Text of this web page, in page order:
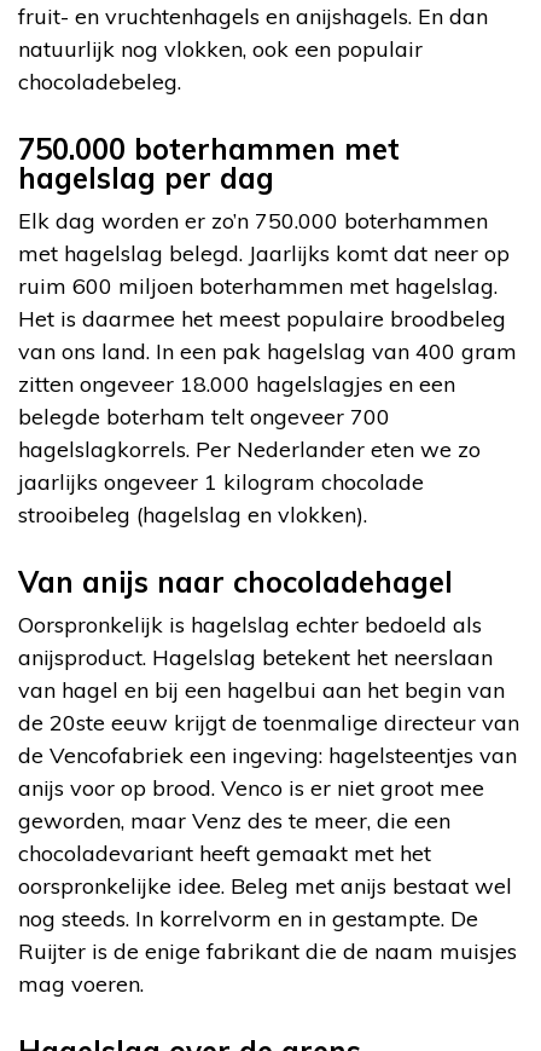
fruit- en vruchtenhagels en anijshagels. En dan
natuurlijk nog vlokken, ook een populair
chocoladebeleg.
750.000 boterhammen met
hagelslag per dag
Elk dag worden er zo’n 750.000 boterhammen
met hagelslag belegd. Jaarlijks komt dat neer op
ruim 600 miljoen boterhammen met hagelslag.
Het is daarmee het meest populaire broodbeleg
van ons land. In een pak hagelslag van 400 gram
zitten ongeveer 18.000 hagelslagjes en een
belegde boterham telt ongeveer 700
hagelslagkorrels. Per Nederlander eten we zo
jaarlijks ongeveer 1 kilogram chocolade
strooibeleg (hagelslag en vlokken).
Van anijs naar chocoladehagel
Oorspronkelijk is hagelslag echter bedoeld als
anijsproduct. Hagelslag betekent het neerslaan
van hagel en bij een hagelbui aan het begin van
de 20ste eeuw krijgt de toenmalige directeur van
de Vencofabriek een ingeving: hagelsteentjes van
anijs voor op brood. Venco is er niet groot mee
geworden, maar Venz des te meer, die een
chocoladevariant heeft gemaakt met het
oorspronkelijke idee. Beleg met anijs bestaat wel
nog steeds. In korrelvorm en in gestampte. De
Ruijter is de enige fabrikant die de naam muisjes
mag voeren.